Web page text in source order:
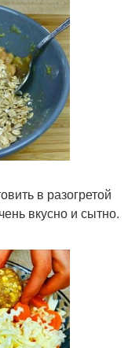
в разогретой
вкусно и сытно.